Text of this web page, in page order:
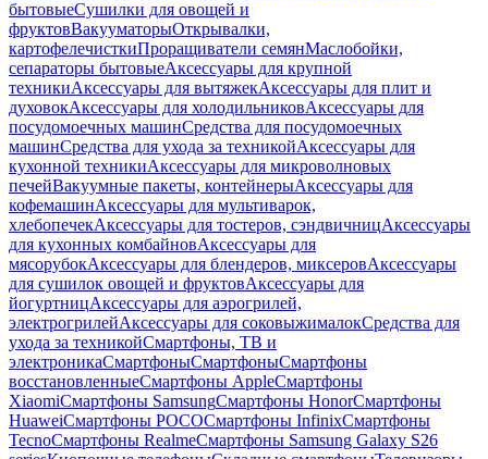
бытовыеСушилки для овощей и
фруктовВакууматорыОткрывалки,
картофелечисткиПроращиватели семянМаслобойки,
сепараторы бытовыеАксессуары для крупной
техникиАксессуары для вытяжекАксессуары для плит и
духовокАксессуары для холодильниковАксессуары для
посудомоечных машинСредства для посудомоечных
машинСредства для ухода за техникойАксессуары для
кухонной техникиАксессуары для микроволновых
печейВакуумные пакеты, контейнерыАксессуары для
кофемашинАксессуары для мультиварок,
хлебопечекАксессуары для тостеров, сэндвичницАксессуары
для кухонных комбайновАксессуары для
мясорубокАксессуары для блендеров, миксеровАксессуары
для сушилок овощей и фруктовАксессуары для
йогуртницАксессуары для аэрогрилей,
электрогрилейАксессуары для соковыжималокСредства для
ухода за техникойСмартфоны, ТВ и
электроникаСмартфоныСмартфоныСмартфоны
восстановленныеСмартфоны AppleСмартфоны
XiaomiСмартфоны SamsungСмартфоны HonorСмартфоны
HuaweiСмартфоны POCOСмартфоны InfinixСмартфоны
TecnoСмартфоны RealmeСмартфоны Samsung Galaxy S26